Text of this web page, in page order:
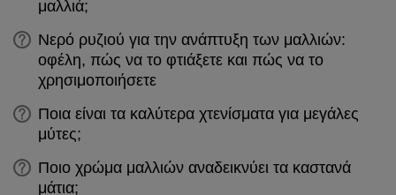
μαλλιά;
Νερό ρυζιού για την ανάπτυξη των μαλλιών:
οφέλη, πώς να το φτιάξετε και πώς να το
χρησιμοποιήσετε
Ποια είναι τα καλύτερα χτενίσματα για μεγάλες
μύτες;
Ποιο χρώμα μαλλιών αναδεικνύει τα καστανά
μάτια;